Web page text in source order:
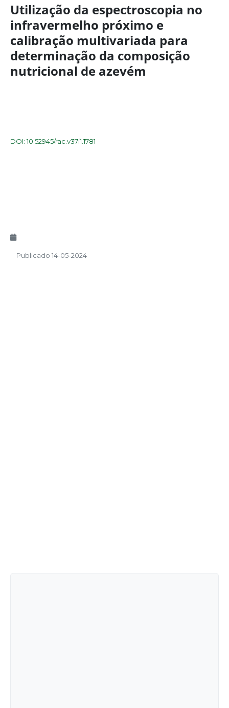
Utilização da espectroscopia no
infravermelho próximo e
calibração multivariada para
determinação da composição
nutricional de azevém
DOI: 10.52945/rac.v37i1.1781
Publicado 14-05-2024